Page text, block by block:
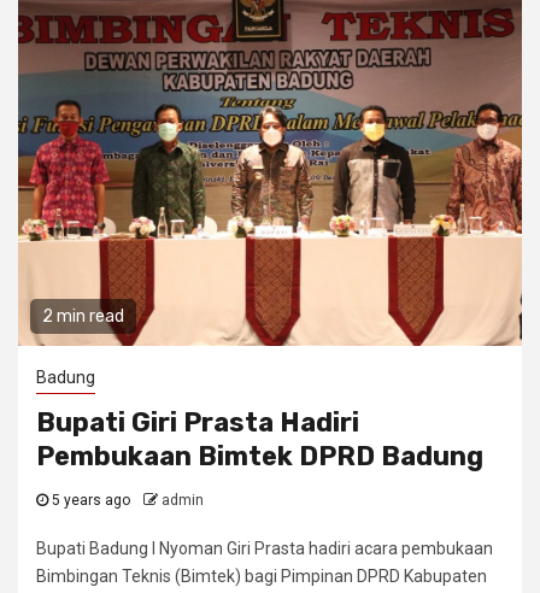
2 min read
Badung
Bupati Giri Prasta Hadiri
Pembukaan Bimtek DPRD Badung
5 years ago admin
Bupati Badung I Nyoman Giri Prasta hadiri acara pembukaan
Bimbingan Teknis (Bimtek) bagi Pimpinan DPRD Kabupaten